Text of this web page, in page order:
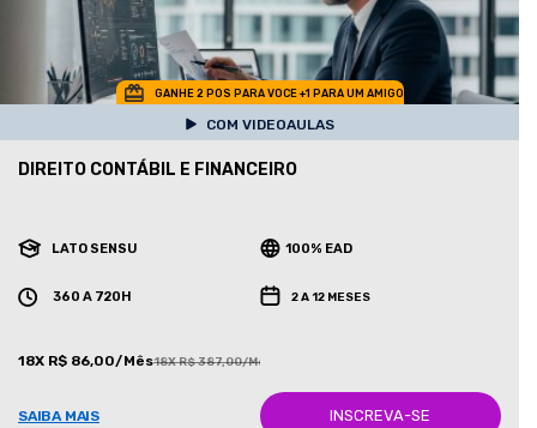
GANHE 2 POS PARA VOCE +1 PARA UM AMIGO
COM VIDEOAULAS
DIREITO CONTÁBIL E FINANCEIRO
LATO SENSU 100% EAD
360 A 720H 2 A 12 MESES
18X R$ 86,00/Mês18X R$ 387,00/Mês
SAIBA MAIS INSCREVA-SE